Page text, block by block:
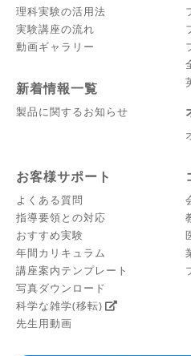
理科実験の活用法
実験講座の流れ
動画ギャラリー
新着情報一覧
製品に関するお知らせ
お客様サポート
よくある質問
指導要領との対応
おすすめ実験
年間カリキュラム
講座案内テンプレート
写真ダウンロード
科学な雑学(移転)
先生用動画